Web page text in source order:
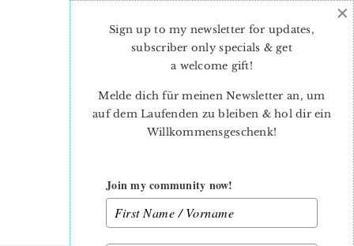
Sign up to my newsletter for updates,
subscriber only specials & get
a welcome gift!
Melde dich für meinen Newsletter an, um
auf dem Laufenden zu bleiben & hol dir ein
Willkommensgeschenk!
Join my community now!
×